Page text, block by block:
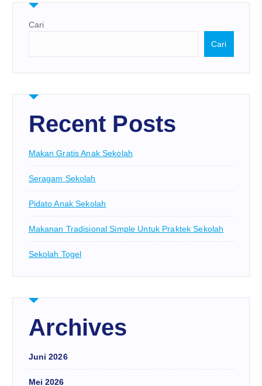
Cari
Cari
Recent Posts
Makan Gratis Anak Sekolah
Seragam Sekolah
Pidato Anak Sekolah
Makanan Tradisional Simple Untuk Praktek Sekolah
Sekolah Togel
Archives
Juni 2026
Mei 2026